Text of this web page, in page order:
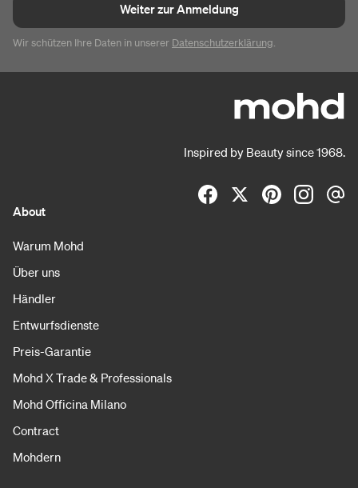
Weiter zur Anmeldung
Wir schützen Ihre Daten in unserer Datenschutzerklärung.
Inspired by Beauty since 1968.
About
Warum Mohd
Über uns
Händler
Entwurfsdienste
Preis-Garantie
Mohd X Trade & Professionals
Mohd Officina Milano
Contract
Mohdern